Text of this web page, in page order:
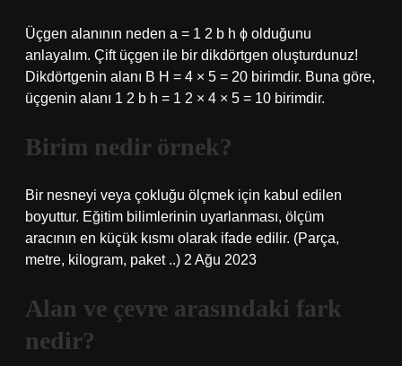
Üçgen alanının neden a = 1 2 b h ϕ olduğunu
anlayalım. Çift üçgen ile bir dikdörtgen oluşturdunuz!
Dikdörtgenin alanı B H = 4 × 5 = 20 birimdir. Buna göre,
üçgenin alanı 1 2 b h = 1 2 × 4 × 5 = 10 birimdir.
Birim nedir örnek?
Bir nesneyi veya çokluğu ölçmek için kabul edilen
boyuttur. Eğitim bilimlerinin uyarlanması, ölçüm
aracının en küçük kısmı olarak ifade edilir. (Parça,
metre, kilogram, paket ..) 2 Ağu 2023
Alan ve çevre arasındaki fark
nedir?